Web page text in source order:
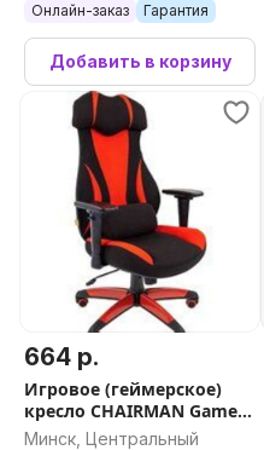
Онлайн-заказ Гарантия
Добавить в корзину
664 р.
Игровое (геймерское)
кресло CHAIRMAN Game
14 (черный/красный)
Минск, Центральный